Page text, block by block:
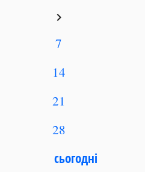
keyboard_arrow_right
7
14
21
28
сьогодні